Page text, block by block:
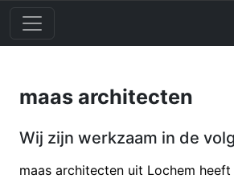
maas architecten
Wij zijn werkzaam in de
maas architecten uit Lochem